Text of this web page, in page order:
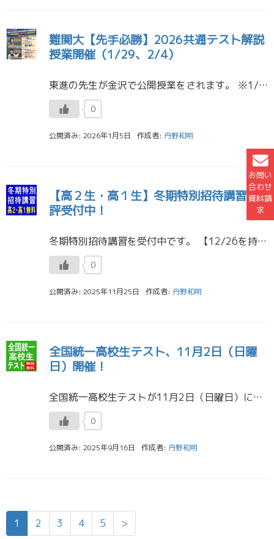
お問い
合わせ
資料請
求
難関大【先手必勝】2026共通テスト解説
授業開催（1/29、2/4）
東進の先生が金沢で公開授業をされます。 ※1/29、2/4ともに盛況にて終了いたしました。またの機会をお待ちください。 英語 渡辺勝彦先生 1月29日（木） 19：30～21：00 場所：金沢歌劇座 定員： […]
0
公開済み: 2026年1月5日 作成者: 丹野和明
【高２生・高１生】冬期特別招待講習好
評受付中！
冬期特別招待講習を受付中です。 【12/26を持ちまして、受付終了いたしました。大変、多くのお申し込み、誠にありがとうございました。】 冬休みに入る前から受講ができます。 対象は、高校２年生、 […]
0
公開済み: 2025年11月25日 作成者: 丹野和明
全国統一高校生テスト、11月2日（日曜
日）開催！
全国統一高校生テストが11月2日（日曜日）に開催されます。 ※10/31申し込みを締め切りました。ご了承ください。 今回は、一般生も特別無料になります。 対象は高校３年生・２年生・１年生です。 （高卒生は対 […]
0
公開済み: 2025年9月16日 作成者: 丹野和明
1 2 3 4 5 >